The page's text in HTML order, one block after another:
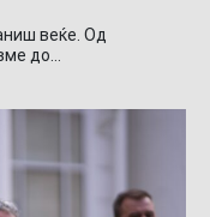
веќе. Од
до…